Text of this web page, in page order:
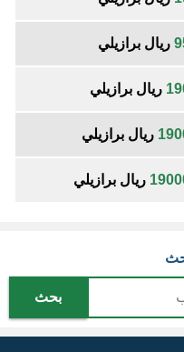
ريال برازيلي
ريال برازيلي
ريال برازيلي
ريال برازيلي
بحث